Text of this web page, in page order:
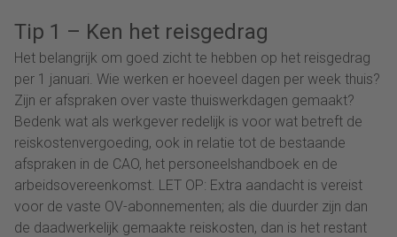
Tip 1 – Ken het reisgedrag
Het belangrijk om goed zicht te hebben op het reisgedrag
per 1 januari. Wie werken er hoeveel dagen per week thuis?
Zijn er afspraken over vaste thuiswerkdagen gemaakt?
Bedenk wat als werkgever redelijk is voor wat betreft de
reiskostenvergoeding, ook in relatie tot de bestaande
afspraken in de CAO, het personeelshandboek en de
arbeidsovereenkomst. LET OP: Extra aandacht is vereist
voor de vaste OV-abonnementen; als die duurder zijn dan
de daadwerkelijk gemaakte reiskosten, dan is het restant